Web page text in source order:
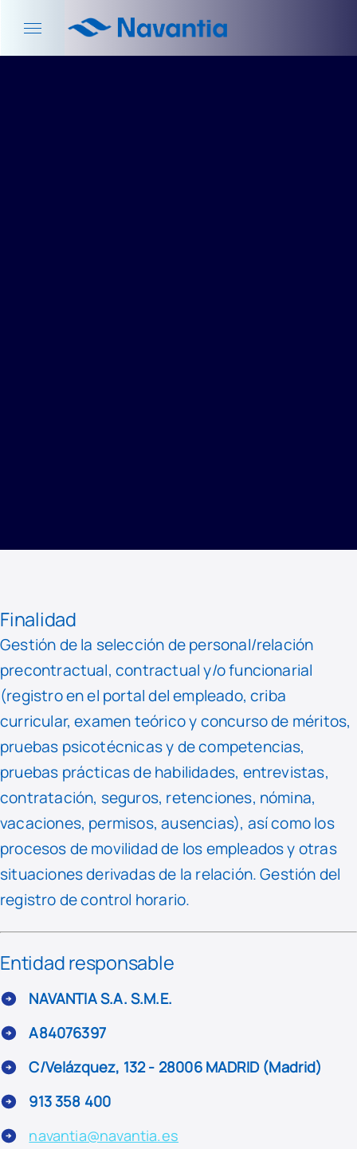
GESTIÓN DE PERSONAL
Finalidad
Gestión de la selección de personal/relación
precontractual, contractual y/o funcionarial
(registro en el portal del empleado, criba
curricular, examen teórico y concurso de méritos,
pruebas psicotécnicas y de competencias,
pruebas prácticas de habilidades, entrevistas,
contratación, seguros, retenciones, nómina,
vacaciones, permisos, ausencias), así como los
procesos de movilidad de los empleados y otras
situaciones derivadas de la relación. Gestión del
registro de control horario.
Entidad responsable
NAVANTIA S.A. S.M.E.
A84076397
C/Velázquez, 132 - 28006 MADRID (Madrid)
913 358 400
navantia@navantia.es